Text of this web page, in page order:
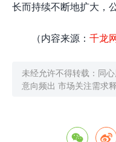
长而持续不断地扩大，
（内容来源： 千龙
未经允许不得转载： 同
意向频出 市场关注需求
 